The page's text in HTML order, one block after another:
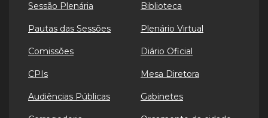
Sessão Plenária
Pautas das Sessões
Comissões
CPIs
Audiências Públicas
Biblioteca
Plenário Virtual
Diário Oficial
Mesa Diretora
Gabinetes